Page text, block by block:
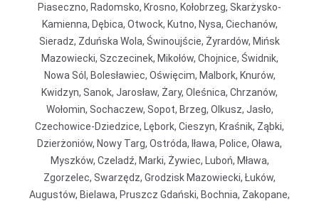
Piaseczno, Radomsko, Krosno, Kołobrzeg, Skarżysko-
Kamienna, Dębica, Otwock, Kutno, Nysa, Ciechanów,
Sieradz, Zduńska Wola, Świnoujście, Żyrardów, Mińsk
Mazowiecki, Szczecinek, Mikołów, Chojnice, Świdnik,
Nowa Sól, Bolesławiec, Oświęcim, Malbork, Knurów,
Kwidzyn, Sanok, Jarosław, Żary, Oleśnica, Chrzanów,
Wołomin, Sochaczew, Sopot, Brzeg, Olkusz, Jasło,
Czechowice-Dziedzice, Lębork, Cieszyn, Kraśnik, Ząbki,
Dzierżoniów, Nowy Targ, Ostróda, Iława, Police, Oława,
Myszków, Czeladź, Marki, Żywiec, Luboń, Mława,
Zgorzelec, Swarzędz, Grodzisk Mazowiecki, Łuków,
Augustów, Bielawa, Pruszcz Gdański, Bochnia, Zakopane,